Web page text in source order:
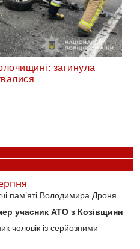
загинула
пам’яті Володимира Дроня
учасник АТО з Козівщини
чоловік із серйозними